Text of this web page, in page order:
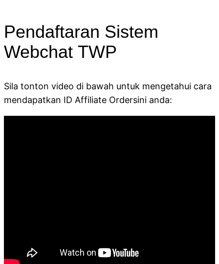
Pendaftaran Sistem
Webchat TWP
Sila tonton video di bawah untuk mengetahui cara
mendapatkan ID Affiliate Ordersini anda: